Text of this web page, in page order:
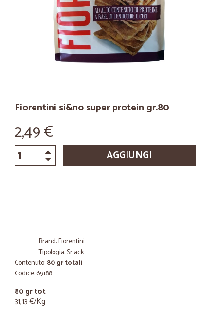
Fiorentini si&no super protein gr.80
2,49 €
AGGIUNGI
Brand: Fiorentini
Tipologia: Snack
Contenuto:80 gr totali
Codice: 69188
80 gr tot
31,13 €/Kg